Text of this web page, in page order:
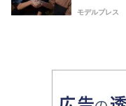
モデルプレス